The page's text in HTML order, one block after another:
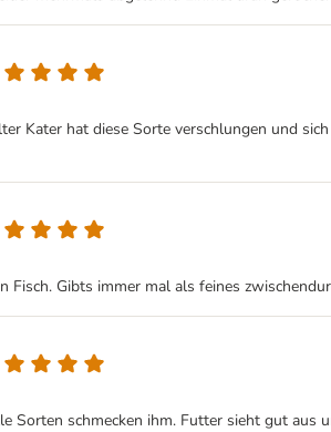
Kater hat diese Sorte verschlungen und
Fisch. Gibts immer mal als feines
Sorten schmecken ihm. Futter sieht gut aus